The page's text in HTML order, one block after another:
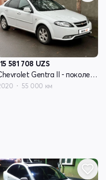
581 708 UZS
Chevrolet Gentra II - поколение
55 000 км